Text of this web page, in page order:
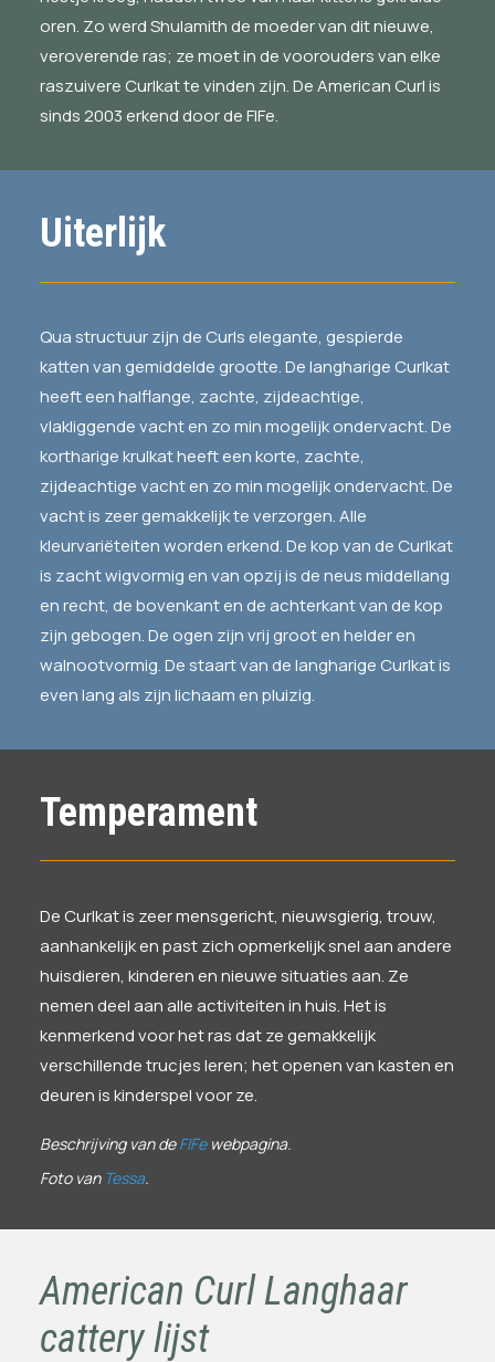
oren. Zo werd Shulamith de moeder van dit nieuwe,
veroverende ras; ze moet in de voorouders van elke
raszuivere Curlkat te vinden zijn. De American Curl is
sinds 2003 erkend door de FIFe.
Uiterlijk
Qua structuur zijn de Curls elegante, gespierde
katten van gemiddelde grootte. De langharige Curlkat
heeft een halflange, zachte, zijdeachtige,
vlakliggende vacht en zo min mogelijk ondervacht. De
kortharige krulkat heeft een korte, zachte,
zijdeachtige vacht en zo min mogelijk ondervacht. De
vacht is zeer gemakkelijk te verzorgen. Alle
kleurvariëteiten worden erkend. De kop van de Curlkat
is zacht wigvormig en van opzij is de neus middellang
en recht, de bovenkant en de achterkant van de kop
zijn gebogen. De ogen zijn vrij groot en helder en
walnootvormig. De staart van de langharige Curlkat is
even lang als zijn lichaam en pluizig.
Temperament
De Curlkat is zeer mensgericht, nieuwsgierig, trouw,
aanhankelijk en past zich opmerkelijk snel aan andere
huisdieren, kinderen en nieuwe situaties aan. Ze
nemen deel aan alle activiteiten in huis. Het is
kenmerkend voor het ras dat ze gemakkelijk
verschillende trucjes leren; het openen van kasten en
deuren is kinderspel voor ze.
Beschrijving van de FIFe webpagina.
Foto van Tessa.
American Curl Langhaar
cattery lijst